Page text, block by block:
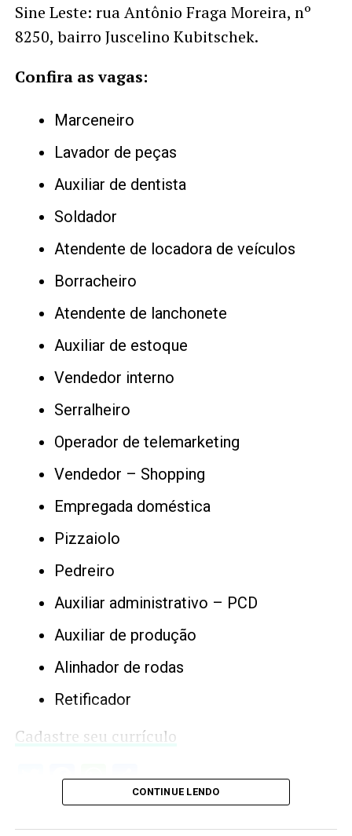
Sine Leste: rua Antônio Fraga Moreira, nº
8250, bairro Juscelino Kubitschek.
Confira as vagas:
Marceneiro
Lavador de peças
Auxiliar de dentista
Soldador
Atendente de locadora de veículos
Borracheiro
Atendente de lanchonete
Auxiliar de estoque
Vendedor interno
Serralheiro
Operador de telemarketing
Vendedor – Shopping
Empregada doméstica
Pizzaiolo
Pedreiro
Auxiliar administrativo – PCD
Auxiliar de produção
Alinhador de rodas
Retificador
Cadastre seu currículo
Twitter
Facebook
WhatsApp
Share
CONTINUE LENDO